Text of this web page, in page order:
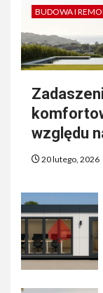
BUDOWA I
względu
20 lutego, 2026